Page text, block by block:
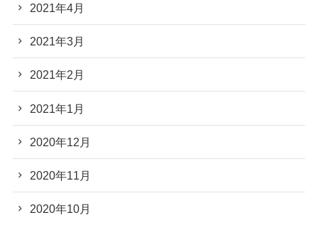
2021年4月
2021年3月
2021年2月
2021年1月
2020年12月
2020年11月
2020年10月